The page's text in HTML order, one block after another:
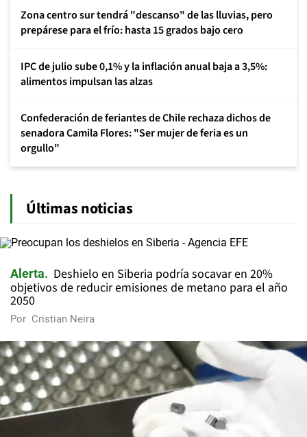
Zona centro sur tendrá "descanso" de las lluvias, pero
prepárese para el frío: hasta 15 grados bajo cero
IPC de julio sube 0,1% y la inflación anual baja a 3,5%:
alimentos impulsan las alzas
Confederación de feriantes de Chile rechaza dichos de
senadora Camila Flores: "Ser mujer de feria es un
orgullo"
Últimas noticias
Alerta
Deshielo en Siberia podría socavar en 20%
objetivos de reducir emisiones de metano para el año
2050
Por Cristian Neira